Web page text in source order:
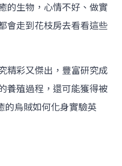
的生物，心情不好、做實
會走到花枝房去看看這些
精彩又傑出，豐富研究成
養殖過程，還可能獲得被
的烏賊如何化身實驗英